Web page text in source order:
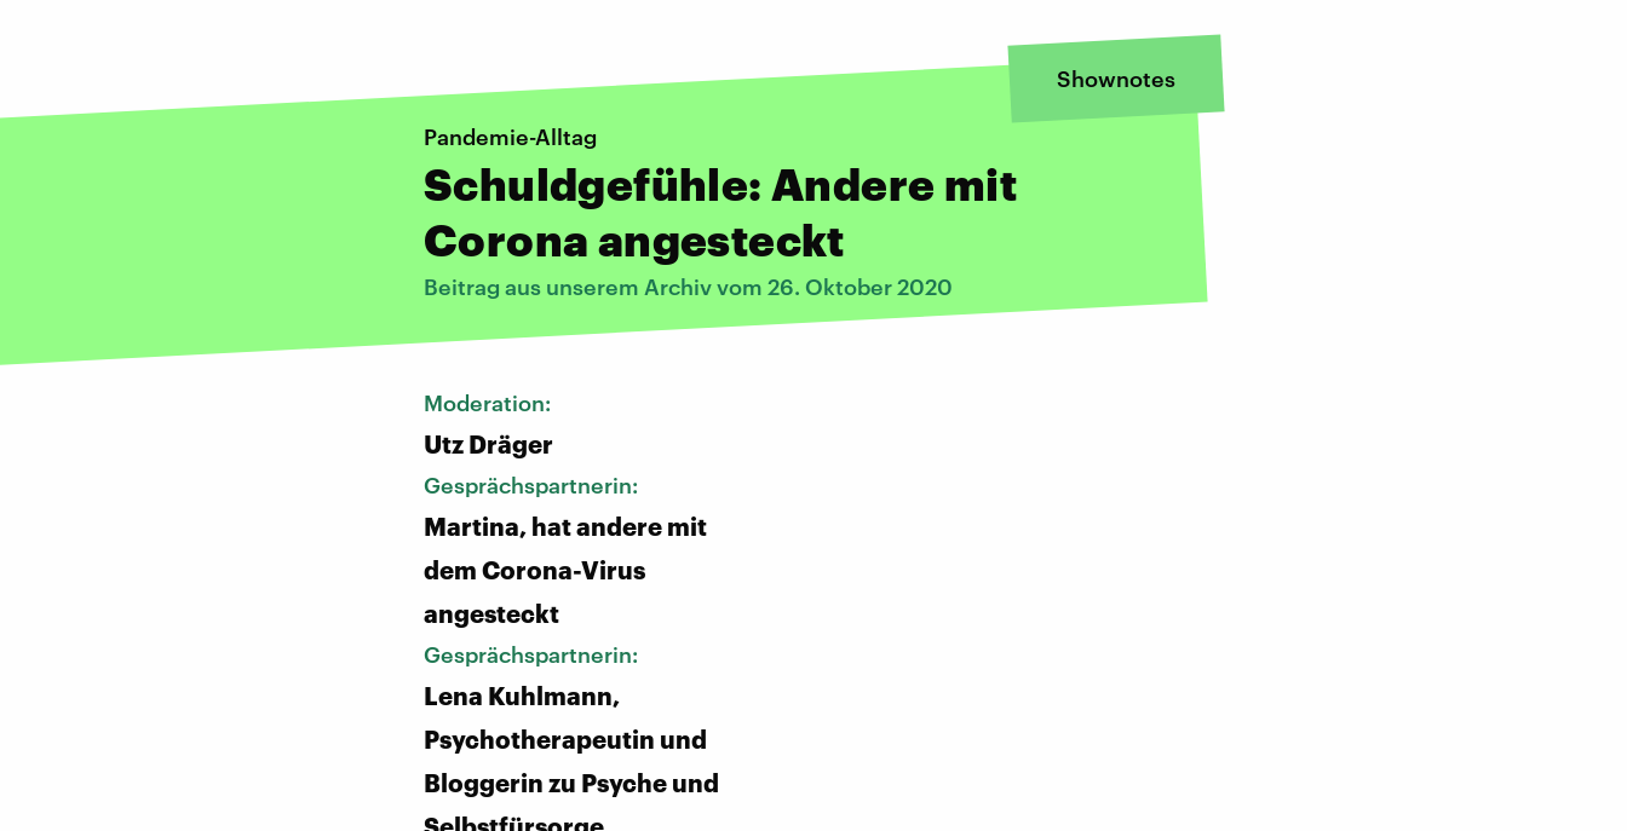
Shownotes
Pandemie-Alltag
Schuldgefühle: Andere mit
Corona angesteckt
Beitrag aus unserem Archiv vom 26. Oktober 2020
Moderation:
Utz Dräger
Gesprächspartnerin:
Martina, hat andere mit
dem Corona-Virus
angesteckt
Gesprächspartnerin:
Lena Kuhlmann,
Psychotherapeutin und
Bloggerin zu Psyche und